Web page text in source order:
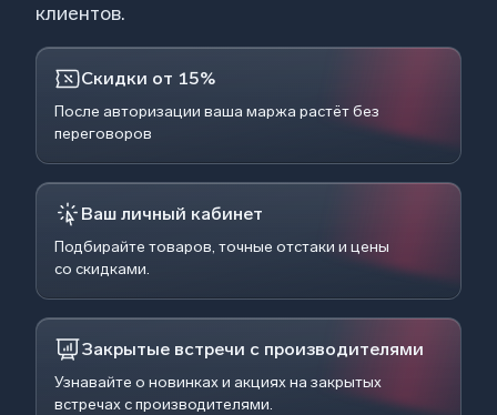
клиентов.
Скидки от 15%
После авторизации ваша маржа растёт без
переговоров
Ваш личный кабинет
Подбирайте товаров, точные отстаки и цены
со скидками.
Закрытые встречи с производителями
Узнавайте о новинках и акциях на закрытых
встречах с производителями.